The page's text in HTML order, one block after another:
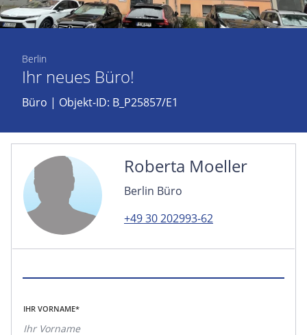
Berlin
Ihr neues Büro!
Büro | Objekt-ID: B_P25857/E1
Roberta Moeller
Berlin Büro
+49 30 202993-62
IHR VORNAME*